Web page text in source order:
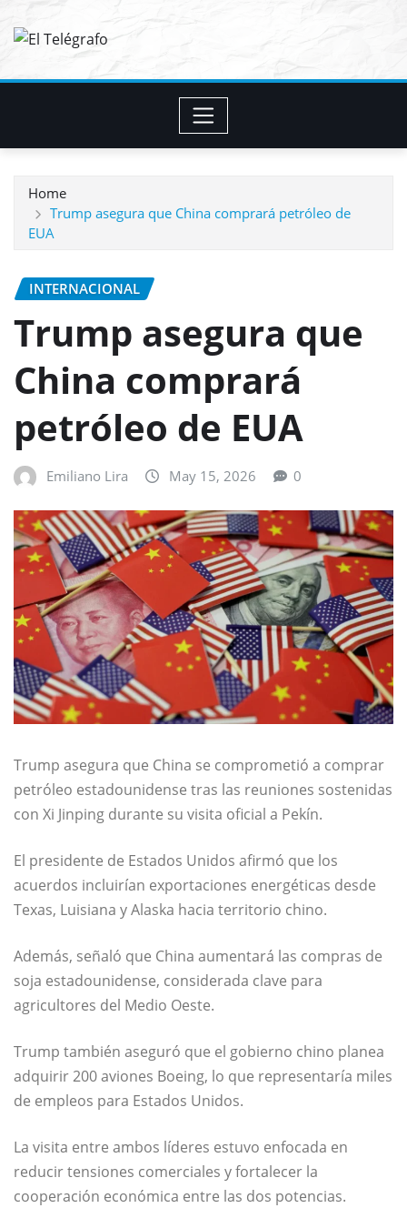
Home
Trump asegura que China comprará petróleo de
EUA
INTERNACIONAL
Trump asegura que
China comprará
petróleo de EUA
Emiliano Lira May 15, 2026 0
Trump asegura que China se comprometió a comprar
petróleo estadounidense tras las reuniones sostenidas
con Xi Jinping durante su visita oficial a Pekín.
El presidente de Estados Unidos afirmó que los
acuerdos incluirían exportaciones energéticas desde
Texas, Luisiana y Alaska hacia territorio chino.
Además, señaló que China aumentará las compras de
soja estadounidense, considerada clave para
agricultores del Medio Oeste.
Trump también aseguró que el gobierno chino planea
adquirir 200 aviones Boeing, lo que representaría miles
de empleos para Estados Unidos.
La visita entre ambos líderes estuvo enfocada en
reducir tensiones comerciales y fortalecer la
cooperación económica entre las dos potencias.